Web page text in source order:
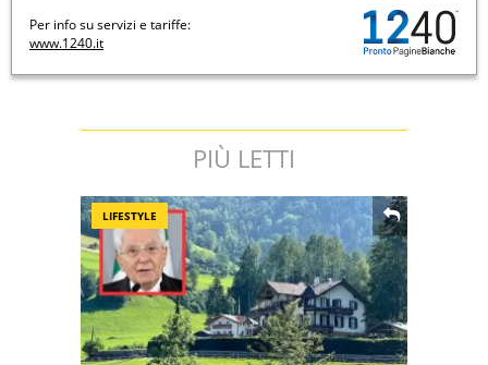
Per info su servizi e tariffe:
www.1240.it
PIÙ LETTI
LIFESTYLE